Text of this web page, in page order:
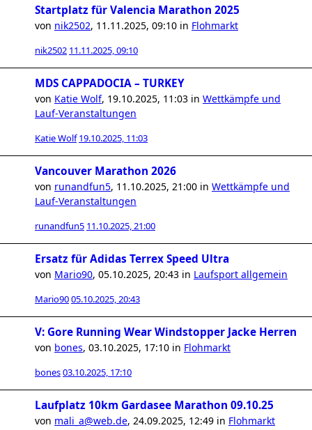
Startplatz für Valencia Marathon 2025
von nik2502, 11.11.2025, 09:10 in Flohmarkt
nik2502 11.11.2025, 09:10
MDS CAPPADOCIA – TURKEY
von Katie Wolf, 19.10.2025, 11:03 in Wettkämpfe und
Lauf-Veranstaltungen
Katie Wolf 19.10.2025, 11:03
Vancouver Marathon 2026
von runandfun5, 11.10.2025, 21:00 in Wettkämpfe und
Lauf-Veranstaltungen
runandfun5 11.10.2025, 21:00
Ersatz für Adidas Terrex Speed Ultra
von Mario90, 05.10.2025, 20:43 in Laufsport allgemein
Mario9005.10.2025, 20:43
V: Gore Running Wear Windstopper Jacke Herren
von bones, 03.10.2025, 17:10 in Flohmarkt
bones03.10.2025, 17:10
Laufplatz 10km Gardasee Marathon 09.10.25
von mali_a@web.de, 24.09.2025, 12:49 in Flohmarkt